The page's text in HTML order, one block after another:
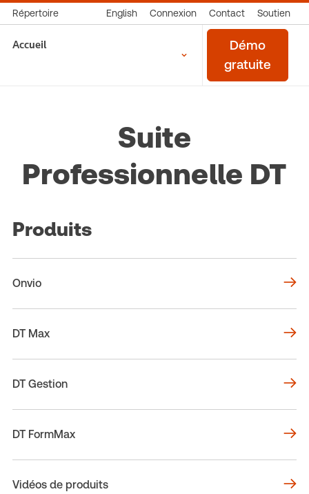
Répertoire English Connexion Contact Soutien
Accueil
Démo
gratuite
Suite
Professionnelle DT
Produits
Onvio
DT Max
DT Gestion
DT FormMax
Vidéos de produits